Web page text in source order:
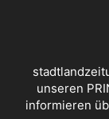
unseren
informieren